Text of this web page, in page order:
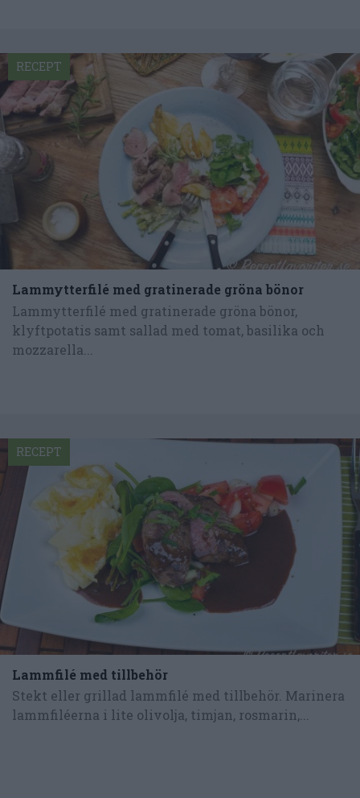
Lammytterfilé med gratinerade gröna bönor
Lammytterfilé med gratinerade gröna bönor,
klyftpotatis samt sallad med tomat, basilika och
mozzarella...
RECEPT
Lammfilé med tillbehör
Stekt eller grillad lammfilé med tillbehör. Marinera
lammfiléerna i lite olivolja, timjan, rosmarin,...
RECEPT